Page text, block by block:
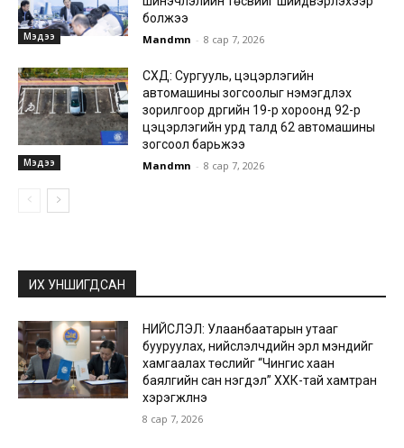
Мэдээ
болжээ
Mandmn - 8 сар 7, 2026
Мэдээ
СХД: Сургууль, цэцэрлэгийн
автомашины зогсоолыг нэмэгдүүлэх
зорилгоор дүүргийн 19-р хороонд 92-р
цэцэрлэгийн урд талд 62 автомашины
зогсоол барьжээ
Mandmn - 8 сар 7, 2026
ИХ УНШИГДСАН
НИЙСЛЭЛ: Улаанбаатарын утааг
бууруулах, нийслэлчүүдийн эрүүл мэндийг
хамгаалах төслийг “Чингис хаан
баялгийн сан нэгдэл” ХХК-тай хамтран
хэрэгжүүлнэ
8 сар 7, 2026